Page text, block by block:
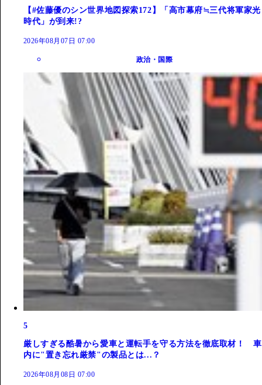
【#佐藤優のシン世界地図探索172】「高市幕府≒三代将軍家光
時代」が到来!?
2026年08月07日 07:00
政治・国際
5
厳しすぎる酷暑から愛車と運転手を守る方法を徹底取材！ 車
内に"置き忘れ厳禁"の製品とは...？
2026年08月08日 07:00